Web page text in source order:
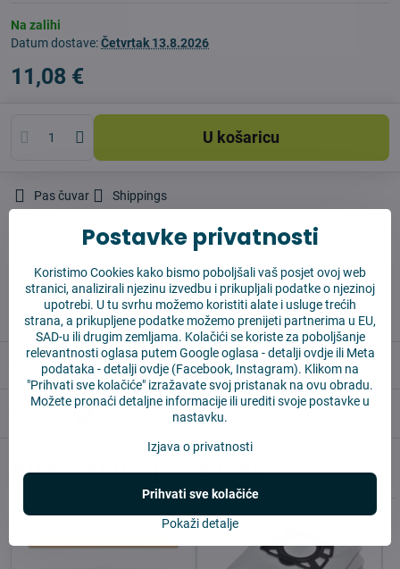
Na zalihi
Datum dostave:Četvrtak 13.8.2026
11,08 €
U košaricu
Pas čuvar Shippings
Vysajto.sk
✅ Spremno za slanje odmah
✅ BESPLATNA dostava iznad 55 EUR
✅ 14 dana za povrat robe
Opis
Alternativni proizvodi
Postavke privatnosti
Koristimo Cookies kako bismo poboljšali vaš posjet ovoj web
stranici, analizirali njezinu izvedbu i prikupljali podatke o njezinoj
upotrebi. U tu svrhu možemo koristiti alate i usluge trećih
strana, a prikupljene podatke možemo prenijeti partnerima u EU,
SAD-u ili drugim zemljama. Kolačići se koriste za poboljšanje
relevantnosti oglasa putem Google oglasa -detalji ovdjeili Meta
podataka -detalji ovdje (Facebook, Instagram). Klikom na
"Prihvati sve kolačiće" izražavate svoj pristanak na ovu obradu.
Možete pronaći detaljne informacije ili urediti svoje postavke u
nastavku.
Izjava o privatnosti
Pokaži detalje
Prihvati sve kolačiće